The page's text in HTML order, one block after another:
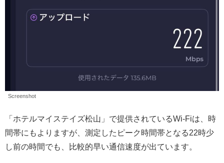
Screenshot
「ホテルマイステイズ松山」で提供されているWi-Fiは、時
間帯にもよりますが、測定したピーク時間帯となる22時少
し前の時間でも、比較的早い通信速度が出ています。